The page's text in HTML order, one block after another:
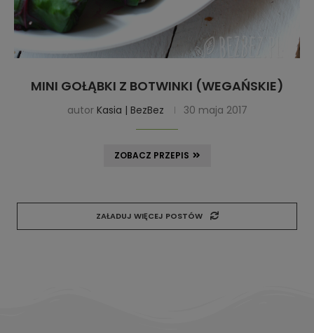
MINI GOŁĄBKI Z BOTWINKI (WEGAŃSKIE)
autor Kasia | BezBez 30 maja 2017
ZOBACZ PRZEPIS
ZAŁADUJ WIĘCEJ POSTÓW